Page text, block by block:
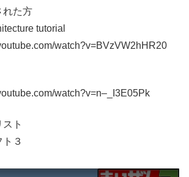
れた方
tutorial
watch?v=BVzVW2hHR20
watch?v=n–_I3E05Pk
ト
３